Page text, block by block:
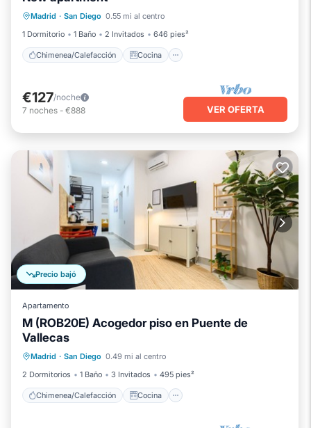
Madrid · San Diego 0.55 mi al centro
1 Dormitorio
1 Baño 2 Invitados 646 pies²
Chimenea/Calefacción Cocina
Aire acondicionado
€127/noche
7 noches - €888 VER OFERTA
Precio bajó
Apartamento
M (ROB20E) Acogedor piso en Puente de
Vallecas
Madrid · San Diego 0.49 mi al centro
2 Dormitorios
1 Baño 3 Invitados 495 pies²
Chimenea/Calefacción Cocina
Aparcamiento
Aire acondicionado